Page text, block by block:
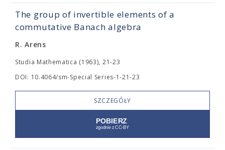
The group of invertible elements of a
commutative Banach algebra
R. Arens
Studia Mathematica (1963), 21-23
DOI: 10.4064/sm-Special Series-1-21-23
SZCZEGÓŁY